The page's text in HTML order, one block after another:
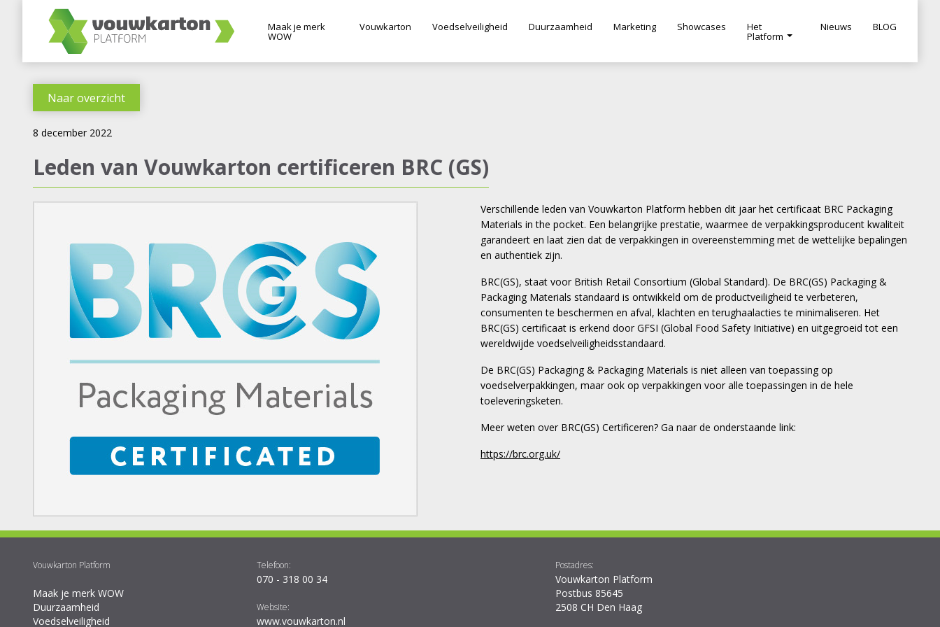
Maak je merk
WOW
Vouwkarton Voedselveiligheid Duurzaamheid Marketing Showcases Het
Platform
Nieuws BLOG
Naar overzicht
8 december 2022
Leden van Vouwkarton certificeren BRC (GS)
Verschillende leden van Vouwkarton Platform hebben dit jaar het certificaat BRC Packaging
Materials in the pocket. Een belangrijke prestatie, waarmee de verpakkingsproducent kwaliteit
garandeert en laat zien dat de verpakkingen in overeenstemming met de wettelijke bepalingen
en authentiek zijn.
BRC(GS), staat voor British Retail Consortium (Global Standard). De BRC(GS) Packaging &
Packaging Materials standaard is ontwikkeld om de productveiligheid te verbeteren,
consumenten te beschermen en afval, klachten en terughaalacties te minimaliseren. Het
BRC(GS) certificaat is erkend door GFSI (Global Food Safety Initiative) en uitgegroeid tot een
wereldwijde voedselveiligheidsstandaard.
De BRC(GS) Packaging & Packaging Materials is niet alleen van toepassing op
voedselverpakkingen, maar ook op verpakkingen voor alle toepassingen in de hele
toeleveringsketen.
Meer weten over BRC(GS) Certificeren? Ga naar de onderstaande link:
https://brc.org.uk/
Vouwkarton Platform
Maak je merk WOW
Duurzaamheid
Voedselveiligheid
Telefoon:
070 - 318 00 34
Website:
www.vouwkarton.nl
Postadres:
Vouwkarton Platform
Postbus 85645
2508 CH Den Haag